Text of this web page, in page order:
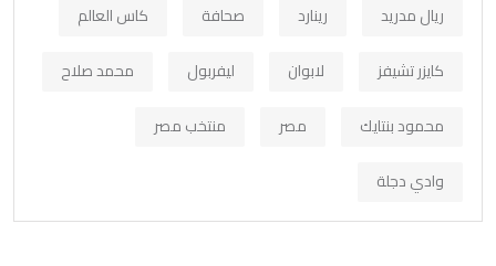
ريال مدريد
رينارد صحافة
كاس العالم
كايزر تشيفز
لابوان ليفربول
محمد صلاح
محمود بنتايك
مصر
منتخب مصر
وادي دجلة